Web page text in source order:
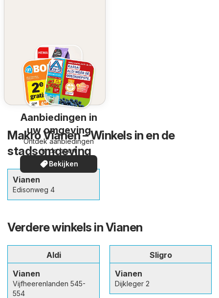
Aanbiedingen in
uw omgeving
Ontdek aanbiedingen
in de buurt
Bekijken
Makro Vianen – Winkels in en de
stadsomgeving
Vianen
Edisonweg 4
Verdere winkels in Vianen
Aldi
Vianen
Vijfheerenlanden 545-
554
Sligro
Vianen
Dijkleger 2